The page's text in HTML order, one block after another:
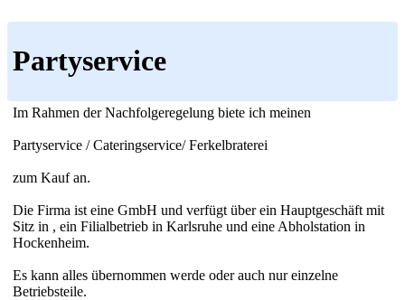
Partyservice
Im Rahmen der Nachfolgeregelung biete ich meinen
Partyservice / Cateringservice/ Ferkelbraterei
zum Kauf an.
Die Firma ist eine GmbH und verfügt über ein Hauptgeschäft mit
Sitz in , ein Filialbetrieb in Karlsruhe und eine Abholstation in
Hockenheim.
Es kann alles übernommen werde oder auch nur einzelne
Betriebsteile.